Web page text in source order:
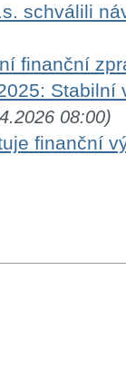
schválili
finanční
Stabilní
08:00)
finanční